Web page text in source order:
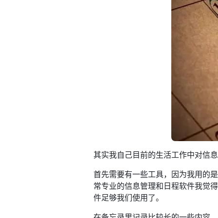
其实我自己目前的生活工作中对信
首先需要有一些工具，因为我用的
常专业的信息管理和日程软件我觉
件足够我们使用了。